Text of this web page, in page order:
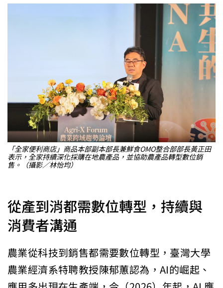
「全家便利商店」商品本部副本部長兼鮮食OMO整合部部長黃正田
表示，全家持續深化採購在地農產品，並協助農產品轉型數位銷
售。（攝影／林怡均）
從產到消都需數位轉型，持續與
消費者溝通
農業從科技到銷售都需要數位轉型，臺灣大學
農業經濟系特聘教授陳郁蕙認為，AI的崛起、